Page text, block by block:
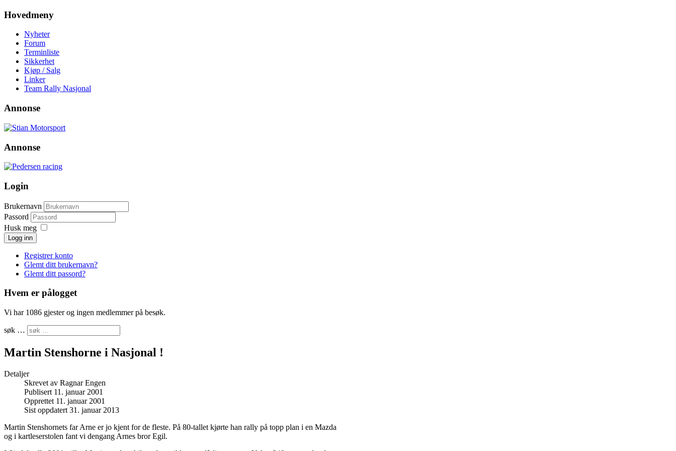
Hovedmeny
Nyheter
Forum
Terminliste
Sikkerhet
Kjøp / Salg
Linker
Team Rally Nasjonal
Annonse
Annonse
Login
Brukernavn
Passord
Husk meg
Logg inn
Registrer konto
Glemt ditt brukernavn?
Glemt ditt passord?
Hvem er pålogget
Vi har 1086 gjester og ingen medlemmer på besøk.
søk …
Martin Stenshorne i Nasjonal !
Detaljer
Skrevet av Ragnar Engen
Publisert 11. januar 2001
Opprettet 11. januar 2001
Sist oppdatert 31. januar 2013
Martin Stenshornets far Arne er jo kjent for de fleste. På 80-tallet kjørte han rally på topp plan i en Mazda
og i kartleserstolen fant vi dengang Arnes bror Egil.